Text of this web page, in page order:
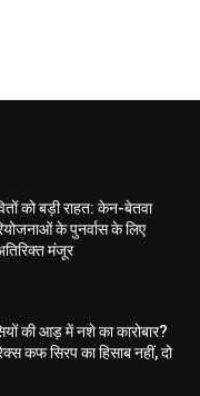
को बड़ी राहत: केन-बेतवा
के पुनर्वास के लिए
मंजूर
की आड़ में नशे का कारोबार?
कफ सिरप का हिसाब नहीं, दो